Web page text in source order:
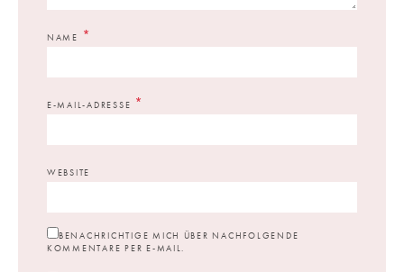
NAME *
E-MAIL-ADRESSE *
WEBSITE
BENACHRICHTIGE MICH ÜBER NACHFOLGENDE
KOMMENTARE PER E-MAIL.